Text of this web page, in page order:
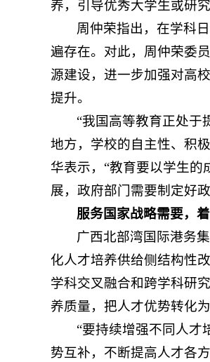
养，引导优秀大学生或研
周仲荣指出，在学科
遍存在。对此，周仲荣委
源建设，进一步加强对高
提升。
“我国高等教育正处于
地方，学校的自主性、积
华表示，“教育要以学生
展，政府部门需要制定好
服务国家战略需要，
广西北部湾国际港务
化人才培养供给侧结构性
学科交叉融合和跨学科研
养质量，把人才优势转化
“要持续增强不同人才
势互补，不断提高人才各